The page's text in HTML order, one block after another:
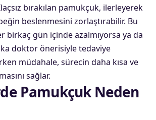
bırakılan pamukçuk, ilerleyerek
beslenmesini zorlaştırabilir. Bu
birkaç gün içinde azalmıyorsa ya da
doktor önerisiyle tedaviye
müdahale, sürecin daha kısa ve
sağlar.
Pamukçuk Neden